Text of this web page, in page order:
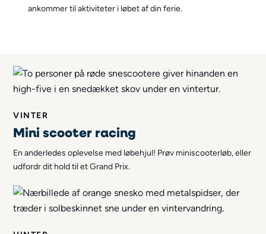
ankommer til aktiviteter i løbet af din ferie.
VINTER
Mini scooter racing
En anderledes oplevelse med løbehjul! Prøv miniscooterløb, eller
udfordr dit hold til et Grand Prix.